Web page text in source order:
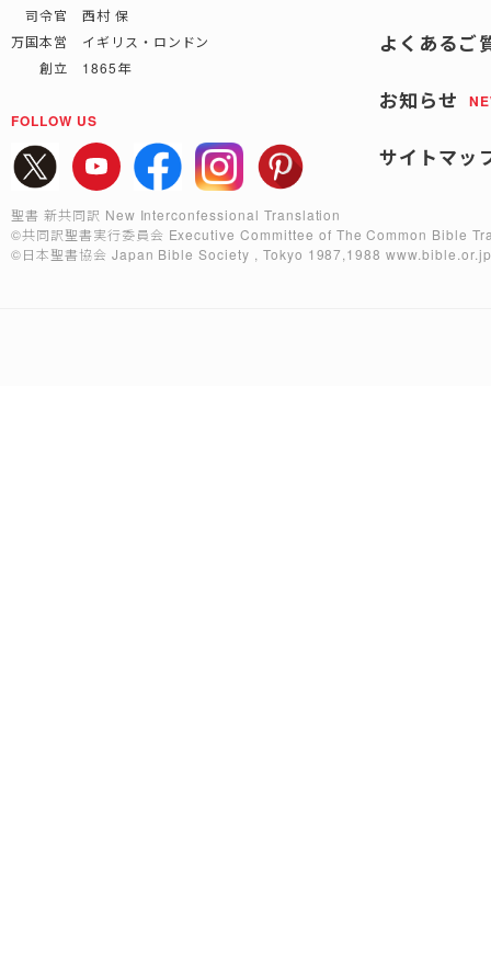
司令官 西村 保
万国本営 イギリス・ロンドン
創立 1865年
FOLLOW US
よくあるご
お知らせ
サイトマッ
聖書 新共同訳 New Interconfessional Translation
©共同訳聖書実行委員会 Executive Committee of The Common Bible
©日本聖書協会 Japan Bible Society , Tokyo 1987,1988www.bible.or.jp